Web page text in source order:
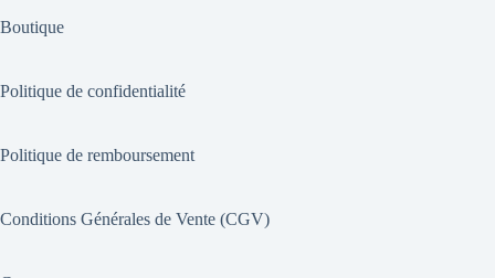
Boutique
Politique de confidentialité
Politique de remboursement
Conditions Générales de Vente (CGV)